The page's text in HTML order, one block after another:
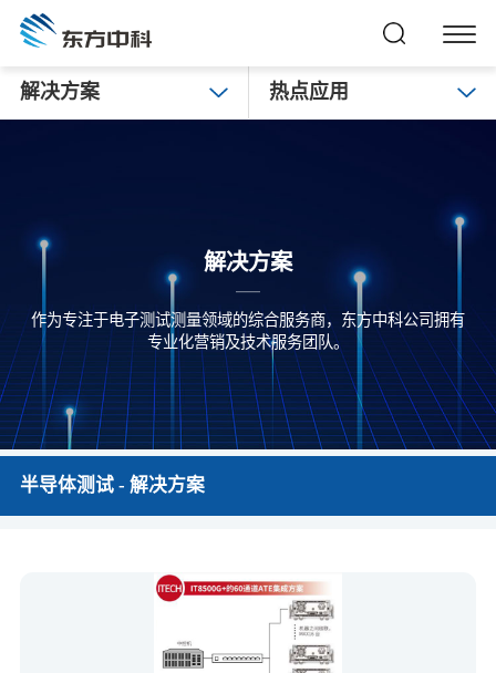
解决方案 热点应用
解决方案
作为专注于电子测试测量领域的综合服务商，东方中科公司拥有
专业化营销及技术服务团队。
半导体测试- 解决方案